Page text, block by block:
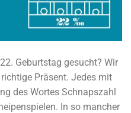
Geburtstag gesucht? Wir
Präsent. Jedes mit
des Wortes Schnapszahl
In so mancher